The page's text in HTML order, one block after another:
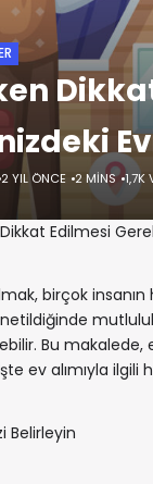
2 YIL ÖNCE 2 MINS 1,7K
Dikkat Edilmesi
birçok
Bu makalede,
ev alımıyla ilgili
Belirleyin